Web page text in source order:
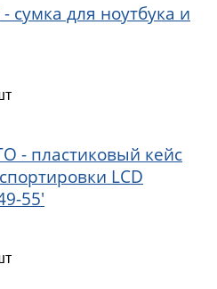
- сумка для ноутбука и
- пластиковый кейс
LCD
55'